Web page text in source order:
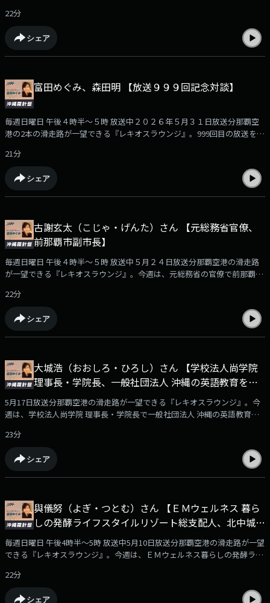
さんと富田めぐみの対談をお送りします。「沖縄羅針盤」の番組パーソナ
リティを務める島田さんは、NTT社員として情報通信分野に携わる一方、
沖縄大学ではメディア・観光分野を中心に教育・研究活動に従事してきま
した。さらに、ラジオやテレビ番組のプロデューサーとしても幅広く活躍
主席・知事に代表される政治状況の変遷を振り返りながら、これからの沖
縄の政治リーダーに求められる資質やリーダー像について語っていただき
ました。
22分
シェア
富田めぐみ、森田明 【放送９９９回記念対談】
毎週日曜日 午後４時半～５時 放送中２０２６年５月３１日放送分那覇空
港の2本の滑走路が一望できる『レキオスラウンジ』。999回目の放送を迎
ます。「沖縄羅針盤」の番組パーソナリティを務める森田さんは、ラジオ
沖縄の代表取締役社長を務めた方ですが、実は、2007年4月にスタートし
たこの番組の初代ディレクターでもありました。そんな森田さんに、「沖
縄羅針盤」19年を振り返っての感想や、ラジオを取り巻く環境の変遷、そ
21分
シェア
古謝玄太（こじゃ・げんた）さん 【元総務省官僚、
前那覇市副市長】
毎週日曜日 午後４時半～５時 放送中５月２４日放送分那覇空港の滑走路
が一望できる『レキオスラウンジ』。今週は、元総務省の官僚で前那覇市
のお相手は、ラウンジ常連客で沖縄大学地域研究所・特別研究員沖縄大学
の島田勝也さんです。古謝さんは、1983年生まれ、那覇市のご出身です。
昭和薬科大学付属高校を卒業後、東京大学に進学。大学卒業後は、2008
年、総務省に入省。官僚として国の中枢や地方の現場で経験を積み、民間
まで、那覇市の副市長を務めました。今回は、今年9月に行われる県知事
選への立候補を予定している古謝さんに、現在の高市政権への評価や、こ
れからの沖縄のビジョンなどについてお話を伺いました。
22分
シェア
大城浩（おおしろ・ひろし）さん 【学校法人尚学院
理事長・学院長、一般社団法人 沖縄の英語教育を考
える会会長】
5月17日放送分那覇空港の滑走路が一望できる『レキオスラウンジ』。今
週は、学校法人尚学院 理事長・学院長で一般社団法人 沖縄の英語教育を
ゃべりのお相手は、ラウンジ常連客で沖縄大学地域研究所・特別研究員の
島田勝也さんです。大城さんは、1951年生まれ、大宜味村のご出身です。
宜野座高学校に入学後、父親の転勤に伴い転校し、沖縄県立コザ高等学校
を卒業。その後、中央大学へ進学、英文学を専攻しました。大学卒業後
指導を重ね、向陽高校校長、沖縄県教育委員会教育長などを歴任。さら
に、沖縄ハワイ協会会長も務めました。そして、2025年10月に学校法人尚
学院の理事長・学院長に就任。また、一般社団法人「沖縄の英語教育を考
から現在までの沖縄の英語教育の歩みや、「沖縄の英語教育を考える会」
の活動、そして、尚学院の理事長・学院長としての取り組みなどについて
お伺いしました。
23分
シェア
與儀努（よぎ・つとむ）さん 【ＥＭウェルネス 暮ら
しの発酵ライフスタイルリゾート総支配人、北中城村
観光協会・理事】
毎週日曜日 午後4時半～5時 放送中5月10日放送分那覇空港の滑走路が一望
できる『レキオスラウンジ』。今週は、ＥＭウェルネス暮らしの発酵ライ
ぎ・つとむ）さんをお迎えしました。おしゃべりのお相手は、ラウンジ常
連客で沖縄大学地域研究所・特別研究員の島田勝也さんです。與儀さん
22分
シェア